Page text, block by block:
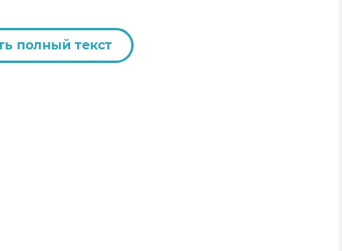
полный текст